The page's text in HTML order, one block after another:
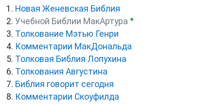
Новая Женевская Библия
Учебной Библии МакАртура ●
Толкование Мэтью Генри
Комментарии МакДональда
Толковая Библия Лопухина
Толкования Августина
Библия говорит сегодня
Комментарии Скоуфилда